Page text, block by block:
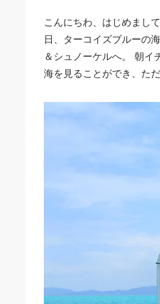
こんにちわ、はじめまし
日、ターコイズブルーの
＆シュノーケルへ。 朝イ
海を見ることができ、た